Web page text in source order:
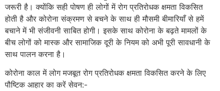
जरूरी है। क्योंकि सही पोषण ही लोगों में रोग प्रतिरोधक क्षमता विकसित
होती है और कोरोना संक्रमण से बचने के साथ ही मौसमी बीमारियाँ से हमें
बचाने में भी संजीवनी साबित होगी। इसके साथ कोरोना के बढ़ते मामलों के
बीच लोगों को मास्क और सामाजिक दूरी के नियम को अभी पूरी सावधानी के
साथ पालन करना है।
कोरोना काल में लोग मजबूत रोग प्रतिरोधक क्षमता विकसित करने के लिए
पौष्टिक आहार का करें सेवन:-